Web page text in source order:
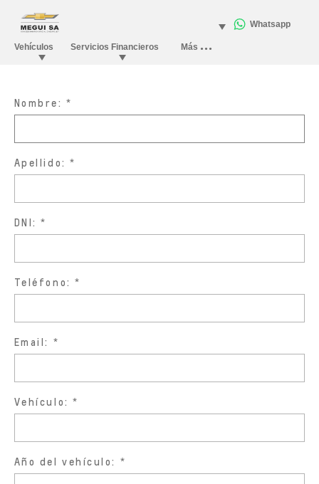
Nombre:
Apellido:
DNI:
Teléfono:
Email:
Vehículo:
Año del vehículo: